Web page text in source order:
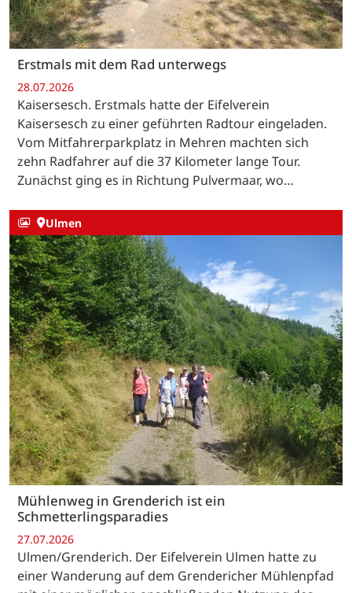
Erstmals mit dem Rad unterwegs
28.07.2026
Kaisersesch. Erstmals hatte der Eifelverein
Kaisersesch zu einer geführten Radtour eingeladen.
Vom Mitfahrerparkplatz in Mehren machten sich
zehn Radfahrer auf die 37 Kilometer lange Tour.
Zunächst ging es in Richtung Pulvermaar, wo…
Ulmen
Mühlenweg in Grenderich ist ein
Schmetterlingsparadies
27.07.2026
Ulmen/Grenderich. Der Eifelverein Ulmen hatte zu
einer Wanderung auf dem Grendericher Mühlenpfad